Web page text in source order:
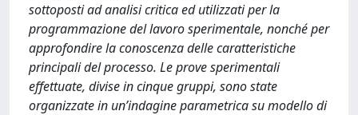
sottoposti ad analisi critica ed utilizzati per la
programmazione del lavoro sperimentale, nonché per
approfondire la conoscenza delle caratteristiche
principali del processo. Le prove sperimentali
effettuate, divise in cinque gruppi, sono state
organizzate in un’indagine parametrica su modello di